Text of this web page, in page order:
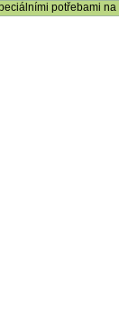
potřebami na